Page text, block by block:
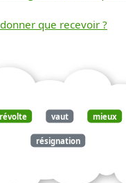
que recevoir ?
révolte vaut mieux
résignation